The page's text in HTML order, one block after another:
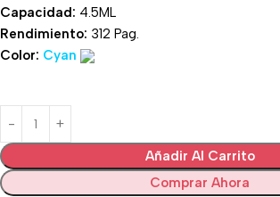
Capacidad: 4.5ML
Rendimiento: 312 Pag.
Color: Cyan
Añadir Al Carrito
Comprar Ahora